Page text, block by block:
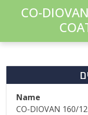
CO-
Name
CO-DIOVAN 160/